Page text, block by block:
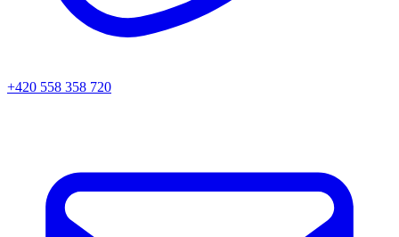
+420 558 358 720